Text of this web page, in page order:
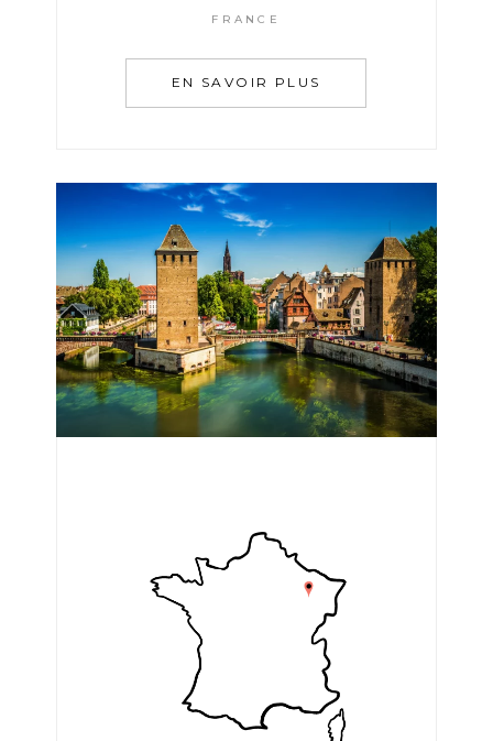
FRANCE
EN SAVOIR PLUS